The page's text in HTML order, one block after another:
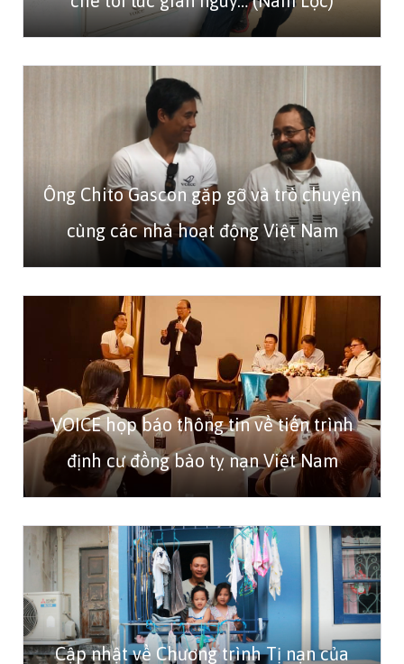
Ông Chito Gascon gặp gỡ và trò chuyện
cùng các nhà hoạt động Việt Nam
VOICE họp báo thông tin về tiến trình
định cư đồng bào tỵ nạn Việt Nam
Cập nhật về Chương trình Tị nạn của